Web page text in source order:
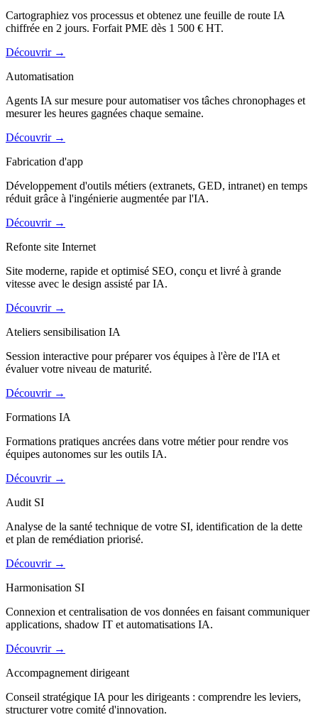
Cartographiez vos processus et obtenez une feuille de route IA
chiffrée en 2 jours. Forfait PME dès 1 500 € HT.
Découvrir →
Automatisation
Agents IA sur mesure pour automatiser vos tâches chronophages et
mesurer les heures gagnées chaque semaine.
Découvrir →
Fabrication d'app
Développement d'outils métiers (extranets, GED, intranet) en temps
réduit grâce à l'ingénierie augmentée par l'IA.
Découvrir →
Refonte site Internet
Site moderne, rapide et optimisé SEO, conçu et livré à grande
vitesse avec le design assisté par IA.
Découvrir →
Ateliers sensibilisation IA
Session interactive pour préparer vos équipes à l'ère de l'IA et
évaluer votre niveau de maturité.
Découvrir →
Formations IA
Formations pratiques ancrées dans votre métier pour rendre vos
équipes autonomes sur les outils IA.
Découvrir →
Audit SI
Analyse de la santé technique de votre SI, identification de la dette
et plan de remédiation priorisé.
Découvrir →
Harmonisation SI
Connexion et centralisation de vos données en faisant communiquer
applications, shadow IT et automatisations IA.
Découvrir →
Accompagnement dirigeant
Conseil stratégique IA pour les dirigeants : comprendre les leviers,
structurer votre comité d'innovation.